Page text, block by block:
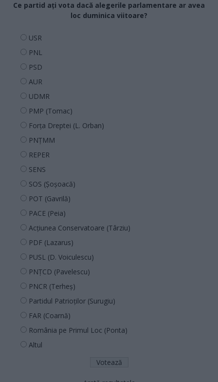
Ce partid ați vota dacă alegerile parlamentare ar avea
loc duminica viitoare?
USR
PNL
PSD
AUR
UDMR
PMP (Tomac)
Forța Dreptei (L. Orban)
PNȚMM
REPER
SENS
SOS (Șoșoacă)
POT (Gavrilă)
PACE (Peia)
Acțiunea Conservatoare (Târziu)
PDF (Lazarus)
PUSL (D. Voiculescu)
PNȚCD (Pavelescu)
PNCR (Terheș)
Partidul Patrioților (Surugiu)
FAR (Coarnă)
România pe Primul Loc (Ponta)
Altul